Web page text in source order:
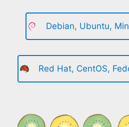
Debian, Ubuntu,
Red Hat, CentOS,